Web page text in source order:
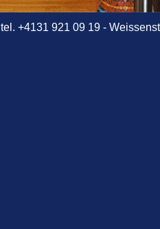
tel. +4131 921 09 19 -